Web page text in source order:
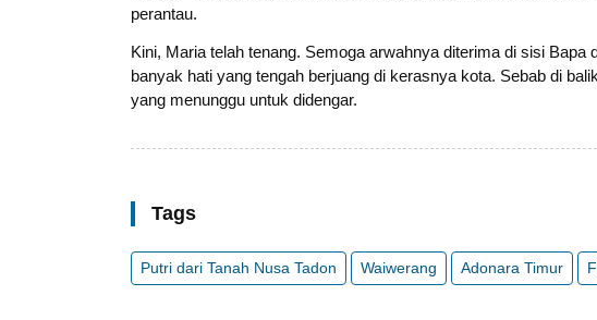
perantau.
Kini, Maria telah tenang. Semoga arwahnya diterima di sisi
banyak hati yang tengah berjuang di kerasnya kota. Sebab di
yang menunggu untuk didengar.
Tags
Putri dari Tanah Nusa Tadon Waiwerang Adonara Timur